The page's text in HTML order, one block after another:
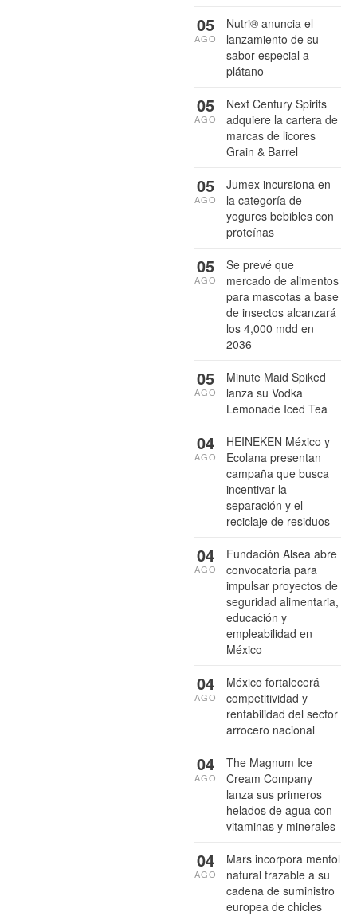
Nutri® anuncia el
lanzamiento de su
sabor especial a
plátano
05
AGO
Next Century Spirits
adquiere la cartera de
marcas de licores
Grain & Barrel
05
AGO
Jumex incursiona en
la categoría de
yogures bebibles con
proteínas
05
AGO
Se prevé que
mercado de alimentos
para mascotas a base
de insectos alcanzará
los 4,000 mdd en
2036
05
AGO
Minute Maid Spiked
lanza su Vodka
Lemonade Iced Tea
05
AGO
HEINEKEN México y
Ecolana presentan
campaña que busca
incentivar la
separación y el
reciclaje de residuos
04
AGO
Fundación Alsea abre
convocatoria para
impulsar proyectos de
seguridad alimentaria,
educación y
empleabilidad en
México
04
AGO
México fortalecerá
competitividad y
rentabilidad del sector
arrocero nacional
04
AGO
The Magnum Ice
Cream Company
lanza sus primeros
helados de agua con
vitaminas y minerales
04
AGO
Mars incorpora mentol
natural trazable a su
cadena de suministro
europea de chicles
04
AGO